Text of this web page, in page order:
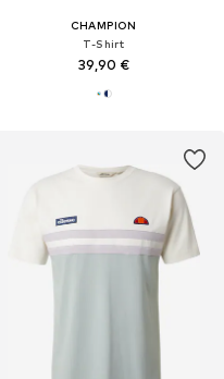
CHAMPION
T-Shirt
39,90 €